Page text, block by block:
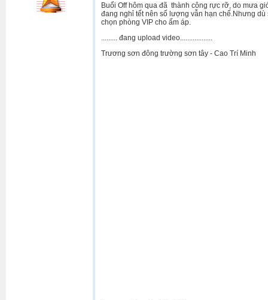
Buổi Off hôm qua đã thành công rực rỡ, do mưa
đang nghỉ tết nên số lượng vẫn hạn chế.Nhưng
chọn phòng VIP cho ấm áp.
......... đang upload video..................
Trương sơn đông trường sơn tây - Cao Trí Minh